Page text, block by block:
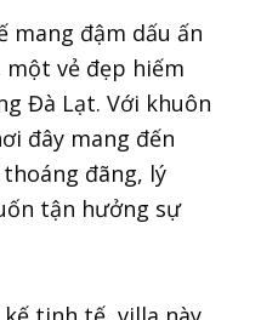
mang đậm dấu ấn
một vẻ đẹp hiếm
Đà Lạt. Với khuôn
đây mang đến
đãng, lý
tận hưởng sự